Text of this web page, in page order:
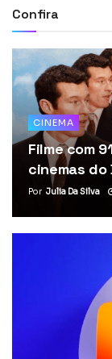
Confira
CINEMA
Filme com
cinemas do
Por Julia Da Silva